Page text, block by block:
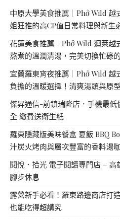
中原大學美食推薦｜Phở Wild 越
姐狂推的高CP值日常料理與新生
花蓮美食推薦｜Phở Wild 迴萊越
熬煮的溫潤清湯，完美切換忙碌
宜蘭羅東宵夜推薦｜Phở Wild 越
負擔的溫暖選擇！清爽湯頭與原
傑昇通信-前鎮瑞隆店．手機最
全 繳費送衛生紙
羅東隱藏版美味餐盒 夏飯 BBQ
汁炭火烤肉與層次豐富的香料湯
閱悅．拾光 電子閱讀專門店 –
腳步休息
露營新手必看！羅東路邊商店打
也能吃得超講究